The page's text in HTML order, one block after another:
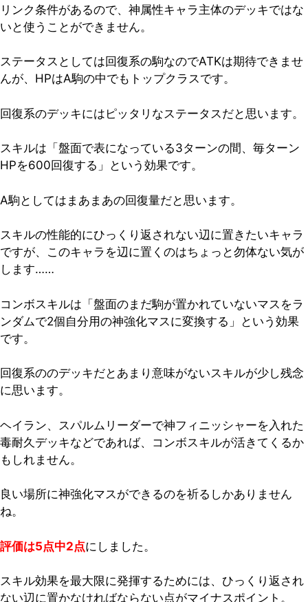
リンク条件があるので、神属性キャラ主体のデッキではな
いと使うことができません。
ステータスとしては回復系の駒なのでATKは期待できませ
んが、HPはA駒の中でもトップクラスです。
回復系のデッキにはピッタリなステータスだと思います。
スキルは「盤面で表になっている3ターンの間、毎ターン
HPを600回復する」という効果です。
A駒としてはまあまあの回復量だと思います。
スキルの性能的にひっくり返されない辺に置きたいキャラ
ですが、このキャラを辺に置くのはちょっと勿体ない気が
します……
コンボスキルは「盤面のまだ駒が置かれていないマスをラ
ンダムで2個自分用の神強化マスに変換する」という効果
です。
回復系ののデッキだとあまり意味がないスキルが少し残念
に思います。
ヘイラン、スパルムリーダーで神フィニッシャーを入れた
毒耐久デッキなどであれば、コンボスキルが活きてくるか
もしれません。
良い場所に神強化マスができるのを祈るしかありません
ね。
評価は5点中2点にしました。
スキル効果を最大限に発揮するためには、ひっくり返され
ない辺に置かなければならない点がマイナスポイント。